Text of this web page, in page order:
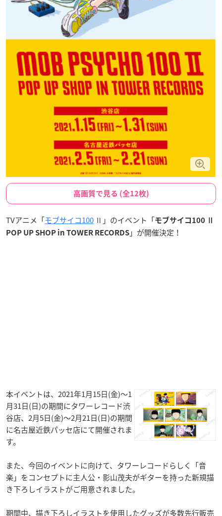
高画質で見る (全12枚)
TVアニメ「モブサイコ100 Ⅱ」のイベント「モブサイコ100 Ⅱ
POP UP SHOP in TOWER RECORDS 」が開催決定！
本イベントは、2021年1月15日(金)～1
月31日(日)の期間にタワーレコード渋
谷店、2月5日(金)～2月21日(日)の期間
に名古屋近鉄パッセ店にて開催されま
す。
また、今回のイベントに向けて、タワーレコードらしく「音
楽」をコンセプトに主人公・影山茂夫がギターを持った新規描
き下ろしイラストがご用意されました。
期間中、描き下ろしイラストを使用したグッズが多数先行販売